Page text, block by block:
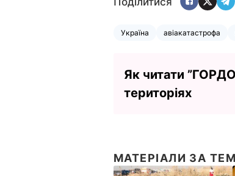
Україна авіакатастрофа
Як читати
територіях
МАТЕРІАЛИ ЗА